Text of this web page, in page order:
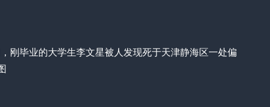
刚毕业的大学生李文星被人发现死于天津静海区一处偏